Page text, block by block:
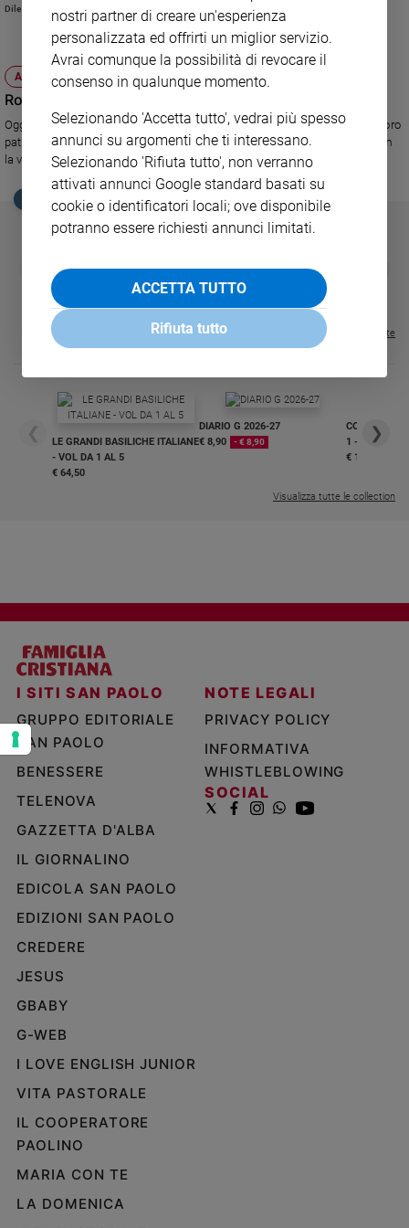
Sanremo
Cinema,
Tv
e
streaming
Libri
Famiglia
educazione
Genitori
giovani
Adolescenza
Foto
Video
Podcast
Privacy
Policy
Chi
siamo
Pubblicità
Redazione
Social
Diletta D'Agostini
ATTUALITÀ
Rom in festa per la Madonna Nera
Oggi in Camargue sono riuniti Rom, Manouche e Gitani per celebrare la loro
patrona, Sara la Nera. La Chiesa non l'ha mai proclamata santa, ma i Rom
la venerano come una di loro.
EDICOLA SAN PAOLO
€ 34,80
Visualizza tutte le riviste
❮
LE GRANDI BASILICHE ITALIANE
- VOL DA 1 AL 5
€ 64,50
DIARIO G 2026-27
€ 8,90
- € 8,90
COLLANA
1 - 2
€ 18,50
❯
Visualizza tutte le collection
I SITI SAN PAOLO
GRUPPO EDITORIALE
SAN PAOLO
BENESSERE
TELENOVA
GAZZETTA D'ALBA
IL GIORNALINO
EDICOLA SAN PAOLO
EDIZIONI SAN PAOLO
CREDERE
JESUS
GBABY
G-WEB
I LOVE ENGLISH JUNIOR
VITA PASTORALE
IL COOPERATORE
PAOLINO
MARIA CON TE
LA DOMENICA
NOTE LEGALI
PRIVACY POLICY
INFORMATIVA
WHISTLEBLOWING
SOCIAL
nostri partner di creare un'esperienza
personalizzata ed offrirti un miglior servizio.
Avrai comunque la possibilità di revocare il
consenso in qualunque momento.
Selezionando 'Accetta tutto', vedrai più spesso
annunci su argomenti che ti interessano.
Selezionando 'Rifiuta tutto', non verranno
attivati annunci Google standard basati su
cookie o identificatori locali; ove disponibile
potranno essere richiesti annunci limitati.
ACCETTA TUTTO
Rifiuta tutto